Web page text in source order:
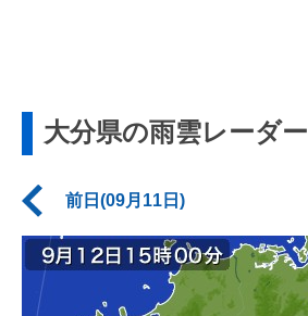
大分県の雨雲レーダー
前日(09月11日)